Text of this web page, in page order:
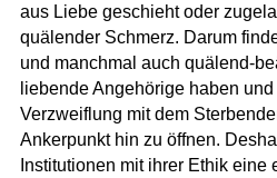
aus Liebe geschieht oder
quälender Schmerz. Darum
und manchmal auch quälend-
liebende Angehörige haben
Verzweiflung mit dem
Ankerpunkt hin zu öffnen.
Institutionen mit ihrer Ethik eine